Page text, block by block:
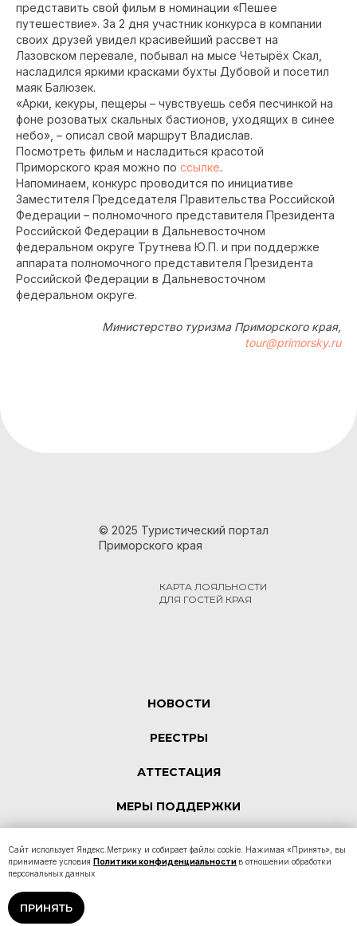
представить свой фильм в номинации «Пешее
путешествие». За 2 дня участник конкурса в компании
своих друзей увидел красивейший рассвет на
Лазовском перевале, побывал на мысе Четырёх Скал,
насладился яркими красками бухты Дубовой и посетил
маяк Балюзек.
«Арки, кекуры, пещеры – чувствуешь себя песчинкой на
фоне розоватых скальных бастионов, уходящих в синее
небо», – описал свой маршрут Владислав.
Посмотреть фильм и насладиться красотой
Приморского края можно по ссылке.
Напоминаем, конкурс проводится по инициативе
Заместителя Председателя Правительства Российской
Федерации – полномочного представителя Президента
Российской Федерации в Дальневосточном
федеральном округе Трутнева Ю.П. и при поддержке
аппарата полномочного представителя Президента
Российской Федерации в Дальневосточном
федеральном округе.
Министерство туризма Приморского края,
tour@primorsky.ru
© 2025 Туристический портал
Приморского края
КАРТА ЛОЯЛЬНОСТИ
ДЛЯ ГОСТЕЙ КРАЯ
НОВОСТИ
РЕЕСТРЫ
АТТЕСТАЦИЯ
МЕРЫ ПОДДЕРЖКИ
Политика конфиденциальности
Сайт использует Яндекс.Метрику и собирает файлы cookie. Нажимая «Принять», вы
принимаете условия Политики конфиденциальности в отношении обработки
персональных данных
ПРИНЯТЬ